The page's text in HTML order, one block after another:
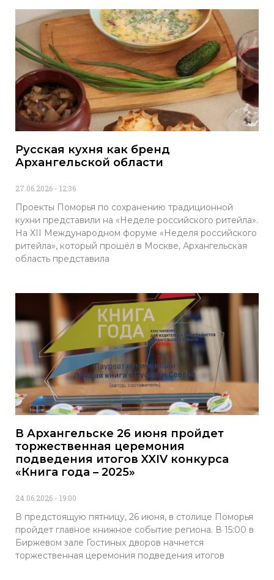
Русская кухня как бренд
Архангельской области
27.06.2026 12:36
Проекты Поморья по сохранению традиционной
кухни представили на «Неделе российского ритейла».
На XII Международном форуме «Неделя российского
ритейла», который прошёл в Москве, Архангельская
область представила
В Архангельске 26 июня пройдет
торжественная церемония
подведения итогов XXIV конкурса
«Книга года – 2025»
24.06.2026 19:00
В предстоящую пятницу, 26 июня, в столице Поморья
пройдет главное книжное событие региона. В 15:00 в
Биржевом зале Гостиных дворов начнется
торжественная церемония подведения итогов